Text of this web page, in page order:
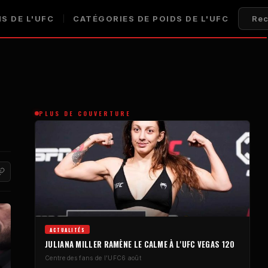
DE L'UFC CATÉGORIES DE POIDS DE L'UFC
PLUS DE COUVERTURE
ACTUALITÉS
JULIANA MILLER RAMÈNE LE CALME À L'UFC VEGAS 120
Centre des fans de l'UFC6 août